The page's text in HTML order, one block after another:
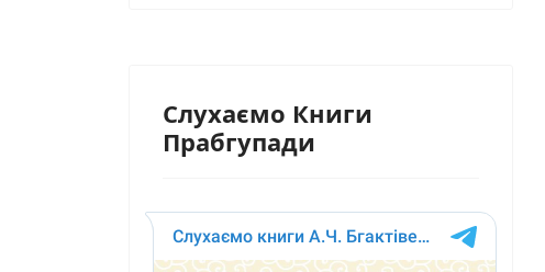
Слухаємо Книги
Прабгупади